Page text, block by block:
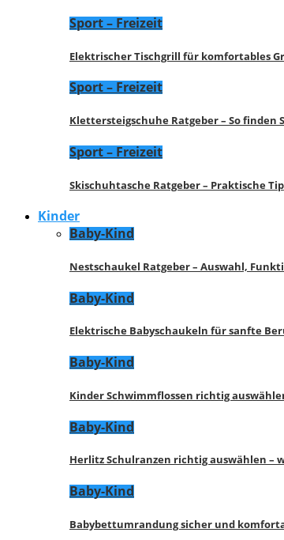
Sport – Freizeit
Elektrischer Tischgrill für komfortables
Sport – Freizeit
Klettersteigschuhe Ratgeber – So finden
Sport – Freizeit
Skischuhtasche Ratgeber – Praktische
Kinder
Baby-Kind
Nestschaukel Ratgeber – Auswahl,
Baby-Kind
Elektrische Babyschaukeln für sanfte
Baby-Kind
Kinder Schwimmflossen richtig
Baby-Kind
Herlitz Schulranzen richtig auswählen –
Baby-Kind
Babybettumrandung sicher und